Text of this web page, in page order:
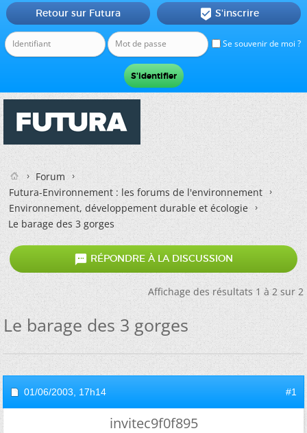
Se souvenir de moi ?
Retour sur Futura  S'inscrire
Forum
Futura-Environnement : les forums de l'environnement
Environnement, développement durable et écologie
Le barage des 3 gorges
 RÉPONDRE À LA DISCUSSION
Affichage des résultats 1 à 2 sur 2
Le barage des 3 gorges
01/06/2003, 17h14 #1
invitec9f0f895